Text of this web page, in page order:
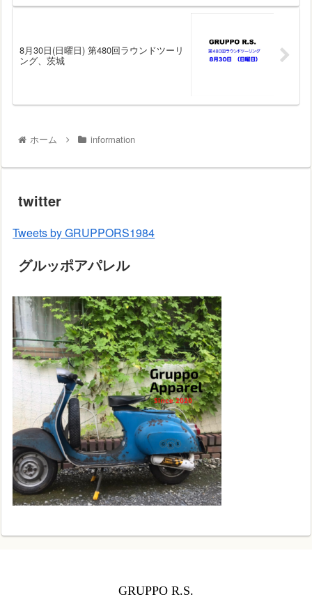
8月30日(日曜日) 第480回ラウンドツーリ
ング、茨城
ホーム information
twitter
Tweets by GRUPPORS1984
グルッポアパレル
GRUPPO R.S.